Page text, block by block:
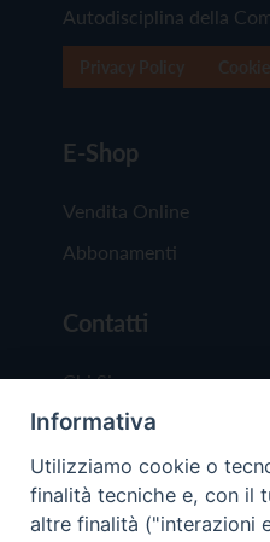
Autodisciplina della
E-Shop
Vendita Online
Abbonamenti
Contatti
Chi Siamo
Redazione
Scrivici
Informativa
Utilizziamo cookie o
finalità tecniche e, con il
altre finalità ("interazioni